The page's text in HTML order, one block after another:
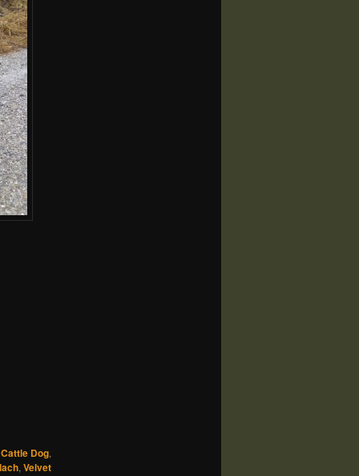
Dog,
, Velvet